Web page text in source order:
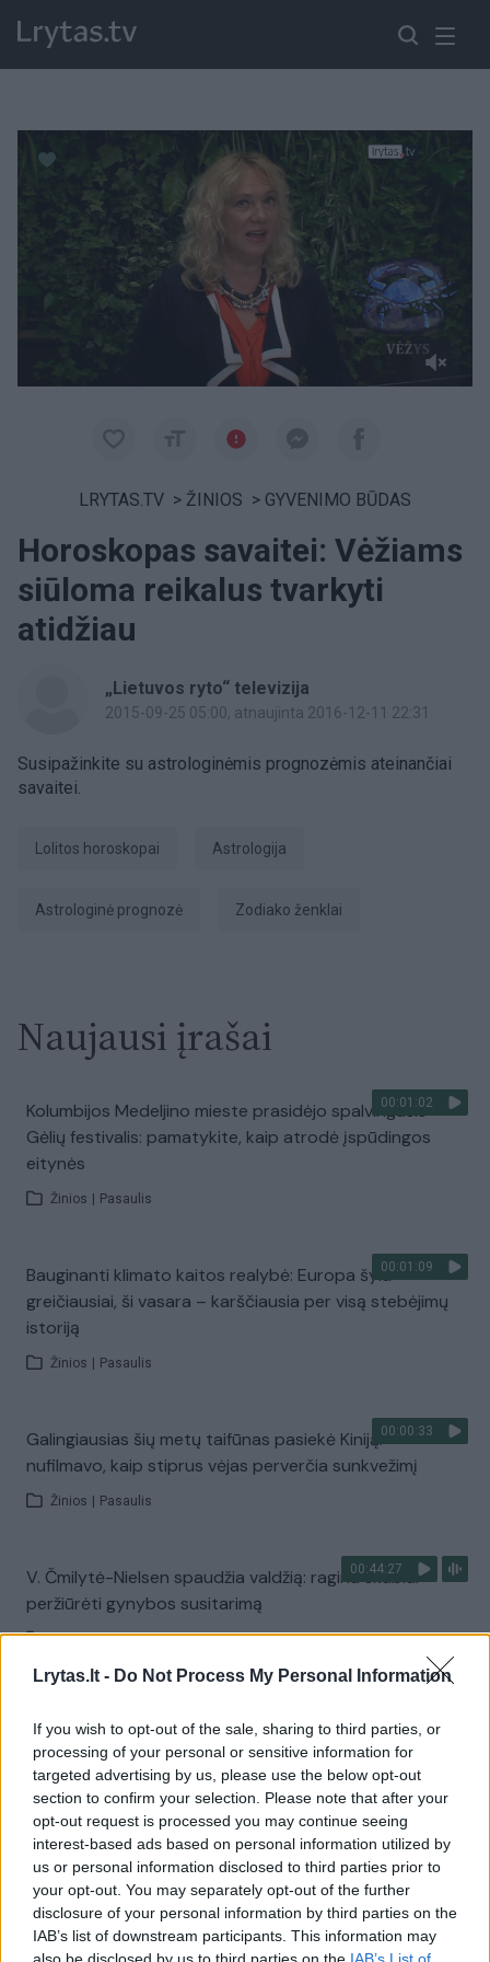
Lrytas.lt - Do Not Process My Personal Information
If you wish to opt-out of the sale, sharing to third parties, or
processing of your personal or sensitive information for
targeted advertising by us, please use the below opt-out
section to confirm your selection. Please note that after your
opt-out request is processed you may continue seeing
interest-based ads based on personal information utilized by
us or personal information disclosed to third parties prior to
your opt-out. You may separately opt-out of the further
disclosure of your personal information by third parties on the
IAB’s list of downstream participants. This information may
LRYTAS.TV > ŽINIOS > GYVENIMO BŪDAS
Horoskopas savaitei: Vėžiams
siūloma reikalus tvarkyti
atidžiau
„Lietuvos ryto“ televizija
2015-09-25 05:00, atnaujinta 2016-12-11 22:31
Susipažinkite su astrologinėmis prognozėmis ateinančiai
savaitei.
Lolitos horoskopai Astrologija
astrologinė prognozė Zodiako ženklai
Naujausi įrašai
00:01:02
Kolumbijos Medeljino mieste prasidėjo spalvingasis
Gėlių festivalis: pamatykite, kaip atrodė įspūdingos
eitynės
Žinios Pasaulis
00:01:09
Bauginanti klimato kaitos realybė: Europa šyla
greičiausiai, ši vasara – karščiausia per visą stebėjimų
istoriją
Žinios Pasaulis
00:00:33
Galingiausias šių metų taifūnas pasiekė Kiniją:
nufilmavo, kaip stiprus vėjas perverčia sunkvežimį
Žinios Pasaulis
00:44:27
V. Čmilytė-Nielsen spaudžia valdžią: ragina skubiai
peržiūrėti gynybos susitarimą
Laidos | ELTA savaitė
Žiūrimiausi įrašai
00:00:30
Vaizdai iš tragiškos avarijos Vilniaus r.: dviejų moterų ir
vaiko gyvybių išgelbėti nepavyko
Žinios | Lietuvos diena